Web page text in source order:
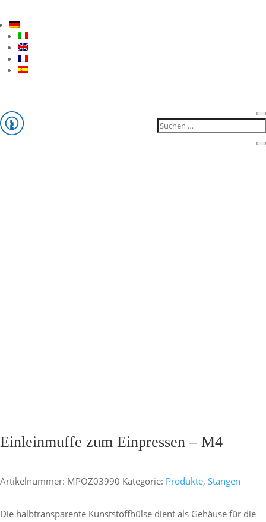
Einleinmuffe zum Einpressen – M4
Artikelnummer: MPOZ03990 Kategorie: Produkte, Stangen
Die halbtransparente Kunststoffhülse dient als Gehäuse für die